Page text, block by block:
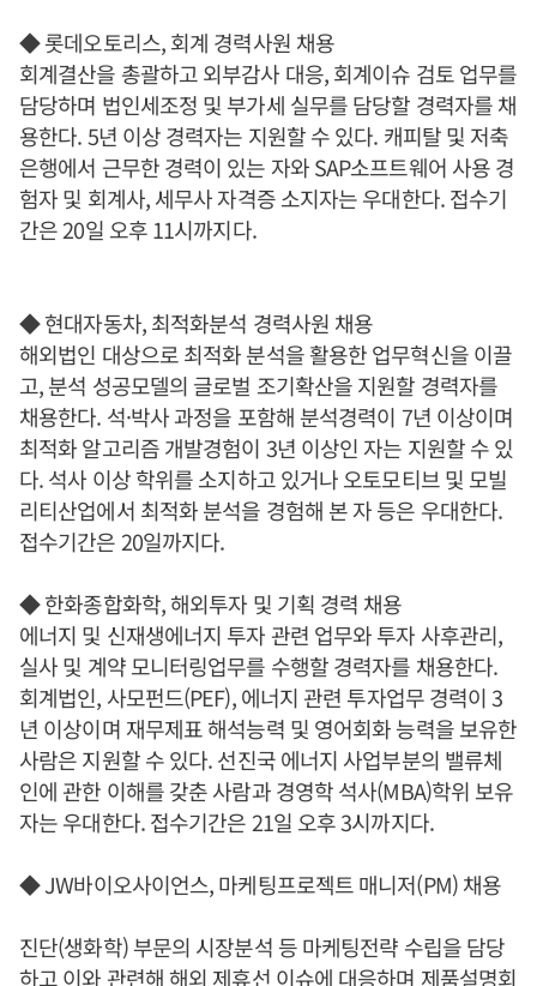
◆ 롯데오토리스, 회계 경력사원 채용
회계결산을 총괄하고 외부감사 대응, 회계이슈 검토 업무를
담당하며 법인세조정 및 부가세 실무를 담당할 경력자를 채
용한다. 5년 이상 경력자는 지원할 수 있다. 캐피탈 및 저축
은행에서 근무한 경력이 있는 자와 SAP소프트웨어 사용 경
험자 및 회계사, 세무사 자격증 소지자는 우대한다. 접수기
간은 20일 오후 11시까지다.
◆ 현대자동차, 최적화분석 경력사원 채용
해외법인 대상으로 최적화 분석을 활용한 업무혁신을 이끌
고, 분석 성공모델의 글로벌 조기확산을 지원할 경력자를
채용한다. 석·박사 과정을 포함해 분석경력이 7년 이상이며
최적화 알고리즘 개발경험이 3년 이상인 자는 지원할 수 있
다. 석사 이상 학위를 소지하고 있거나 오토모티브 및 모빌
리티산업에서 최적화 분석을 경험해 본 자 등은 우대한다.
접수기간은 20일까지다.
◆ 한화종합화학, 해외투자 및 기획 경력 채용
에너지 및 신재생에너지 투자 관련 업무와 투자 사후관리,
실사 및 계약 모니터링업무를 수행할 경력자를 채용한다.
회계법인, 사모펀드(PEF), 에너지 관련 투자업무 경력이 3
년 이상이며 재무제표 해석능력 및 영어회화 능력을 보유한
사람은 지원할 수 있다. 선진국 에너지 사업부분의 밸류체
인에 관한 이해를 갖춘 사람과 경영학 석사(MBA)학위 보유
자는 우대한다. 접수기간은 21일 오후 3시까지다.
◆ JW바이오사이언스, 마케팅프로젝트 매니저(PM) 채용
진단(생화학) 부문의 시장분석 등 마케팅전략 수립을 담당
하고 이와 관련해 해외 제휴선 이슈에 대응하며 제품설명회